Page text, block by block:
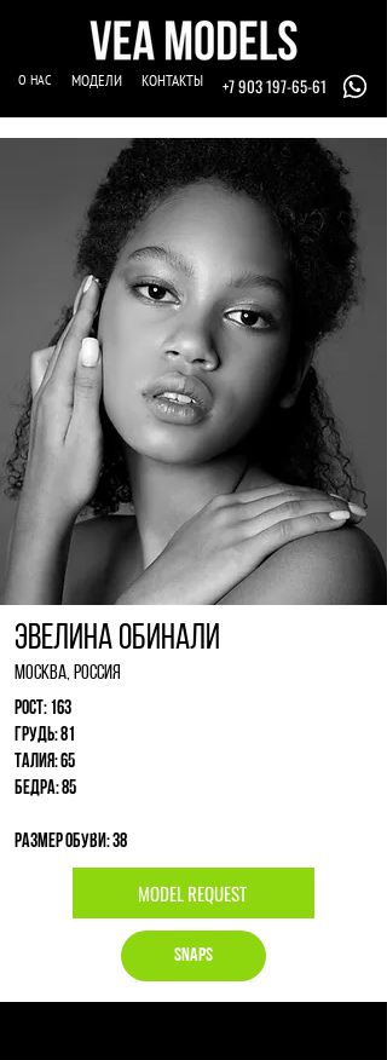
О НАС МОДЕЛИ КОНТАКТЫ +7 903 197-65-61
Эвелина Обинали
Москва, Россия
Рост: 163
Грудь: 81
Талия: 65
Бедра: 85
Размер обуви: 38
MODEL REQUEST
Snaps